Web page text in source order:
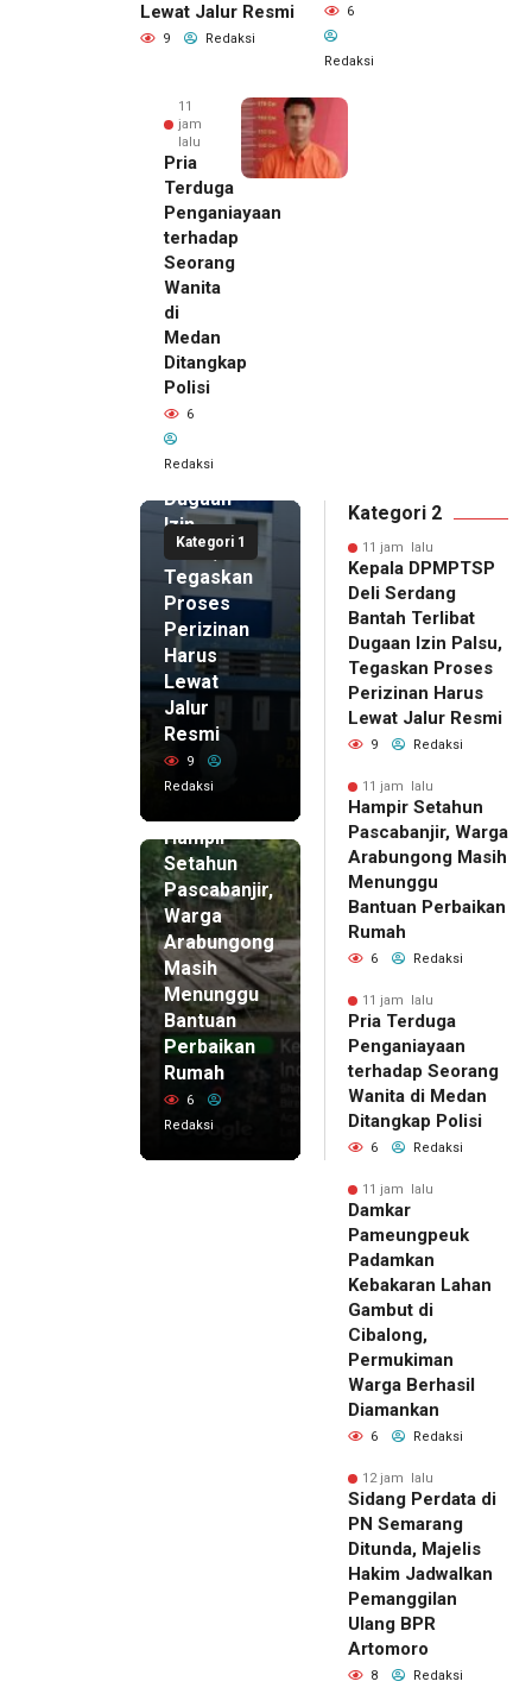
Lewat Jalur Resmi
9 Redaksi
6
Redaksi
11
jam
lalu
Pria
Terduga
Penganiayaan
terhadap
Seorang
Wanita
di
Medan
Ditangkap
Polisi
6
Redaksi
Kategori 1
11 jam lalu
Kepala
DPMPTSP
Deli
Serdang
Bantah
Terlibat
Dugaan
Izin
Palsu,
Tegaskan
Proses
Perizinan
Harus
Lewat
Jalur
Resmi
9
Redaksi
Hampir
Setahun
Pascabanjir,
Warga
Arabungong
Masih
Menunggu
Bantuan
Perbaikan
Rumah
6
Redaksi
Kategori 2
11 jam lalu
Kepala DPMPTSP
Deli Serdang
Bantah Terlibat
Dugaan Izin Palsu,
Tegaskan Proses
Perizinan Harus
Lewat Jalur Resmi
9 Redaksi
11 jam lalu
Hampir Setahun
Pascabanjir, Warga
Arabungong Masih
Menunggu
Bantuan Perbaikan
Rumah
6 Redaksi
11 jam lalu
Pria Terduga
Penganiayaan
terhadap Seorang
Wanita di Medan
Ditangkap Polisi
6 Redaksi
11 jam lalu
Damkar
Pameungpeuk
Padamkan
Kebakaran Lahan
Gambut di
Cibalong,
Permukiman
Warga Berhasil
Diamankan
6 Redaksi
12 jam lalu
Sidang Perdata di
PN Semarang
Ditunda, Majelis
Hakim Jadwalkan
Pemanggilan
Ulang BPR
Artomoro
8 Redaksi